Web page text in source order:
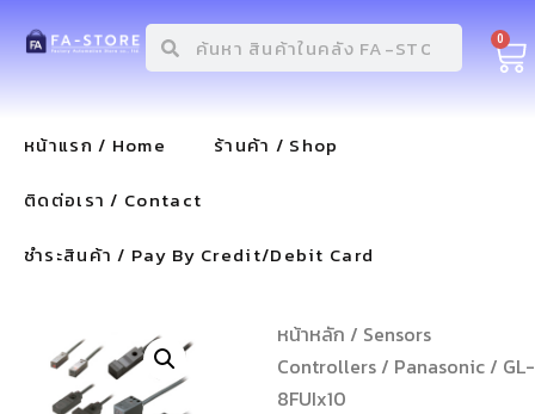
0
หน้าแรก / Home
ร้านค้า / Shop
ติดต่อเรา / Contact
ชำระสินค้า / Pay By Credit/Debit Card
หน้าหลัก / Sensors
Controllers/ Panasonic/ GL-
8FUIx10